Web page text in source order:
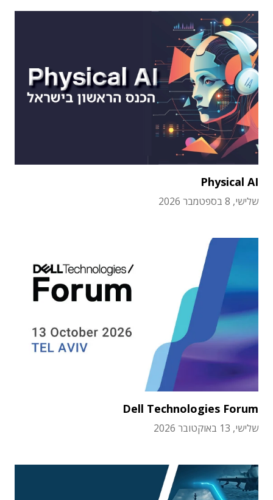
Physical AI
שלישי, 8 בספטמבר 2026
Dell Technologies Forum
שלישי, 13 באוקטובר 2026